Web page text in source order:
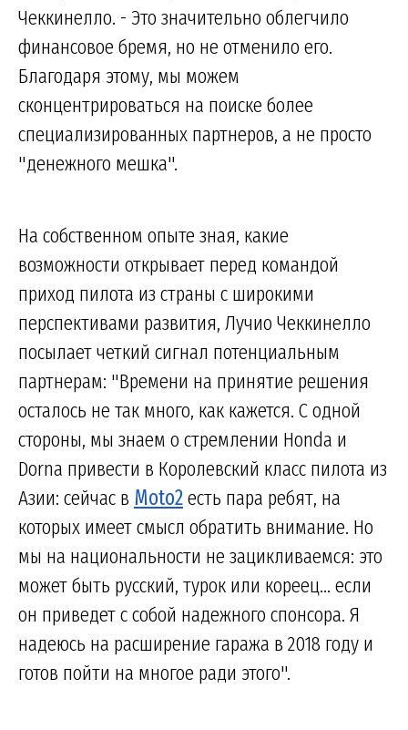
Чеккинелло. - Это значительно облегчило
финансовое бремя, но не отменило его.
Благодаря этому, мы можем
сконцентрироваться на поиске более
специализированных партнеров, а не просто
"денежного мешка".
На собственном опыте зная, какие
возможности открывает перед командой
приход пилота из страны с широкими
перспективами развития, Лучио Чеккинелло
посылает четкий сигнал потенциальным
партнерам: "Времени на принятие решения
осталось не так много, как кажется. С одной
стороны, мы знаем о стремлении Honda и
Dorna привести в Королевский класс пилота из
Азии: сейчас в Moto2есть пара ребят, на
которых имеет смысл обратить внимание. Но
мы на национальности не зацикливаемся: это
может быть русский, турок или кореец... если
он приведет с собой надежного спонсора. Я
надеюсь на расширение гаража в 2018 году и
готов пойти на многое ради этого".